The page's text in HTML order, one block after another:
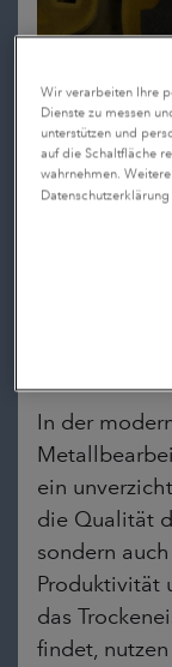
In der
ein
die Qualität
sondern
Produktivität
das
findet,
Wir verarbeiten Ihre
Dienste zu messen
unterstützen und
auf die Schaltfläche
wahrnehmen.
Datenschutzerklärung